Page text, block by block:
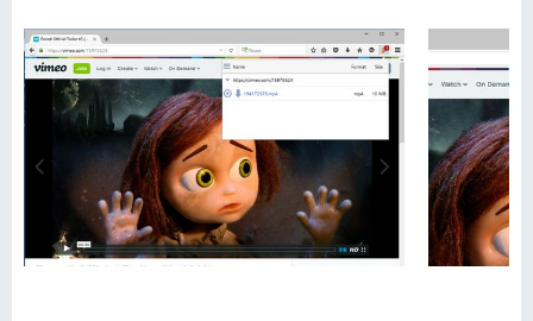
o
x